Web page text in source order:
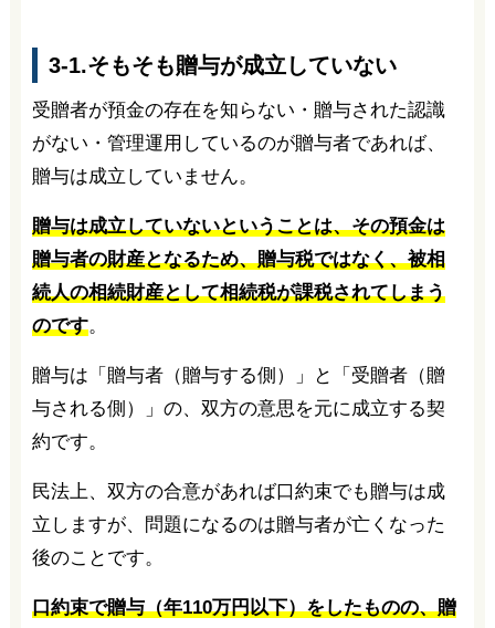
3-1.そもそも贈与が成立していない
受贈者が預金の存在を知らない・贈与された認識
がない・管理運用しているのが贈与者であれば、
贈与は成立していません。
贈与は成立していないということは、その預金は
贈与者の財産となるため、贈与税ではなく、被相
続人の相続財産として相続税が課税されてしまう
のです。
贈与は「贈与者（贈与する側）」と「受贈者（贈
与される側）」の、双方の意思を元に成立する契
約です。
民法上、双方の合意があれば口約束でも贈与は成
立しますが、問題になるのは贈与者が亡くなった
後のことです。
口約束で贈与（年110万円以下）をしたものの、贈